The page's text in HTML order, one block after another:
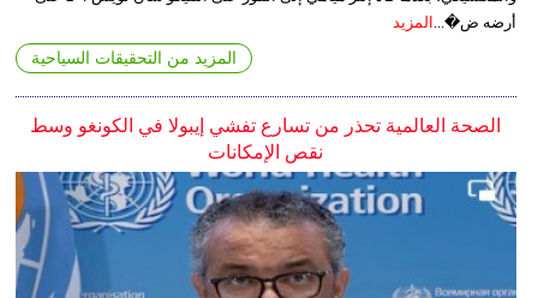
أرضه ض�... المزيد
المزيد من التحقيقات السياحية
الصحة العالمية تحذر من تسارع تفشي إيبولا في الكونغو وسط
نقص الإمكانات